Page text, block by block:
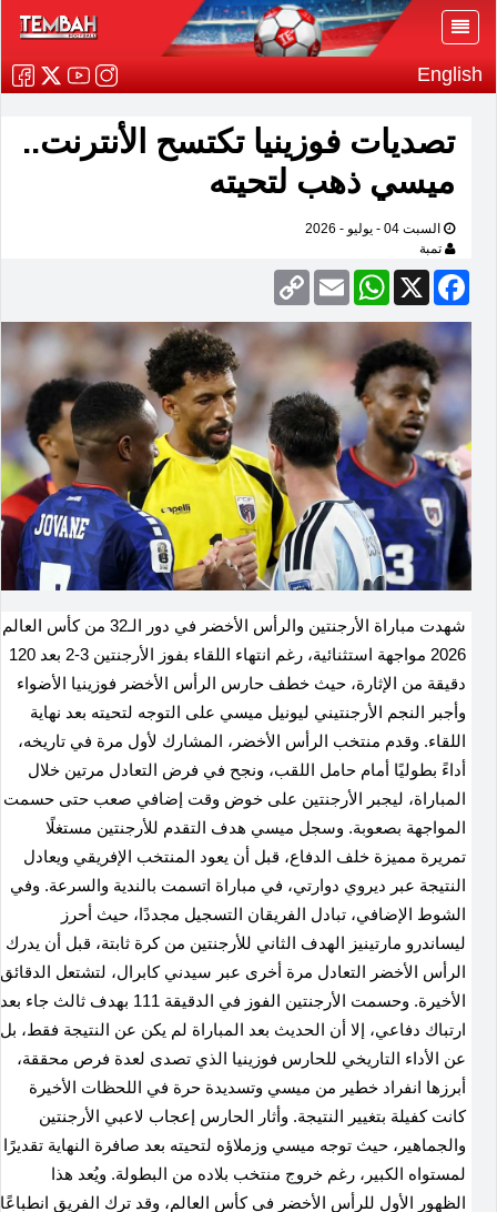
English
تصديات فوزينيا تكتسح الأنترنت..
ميسي ذهب لتحيته
السبت 04 - يوليو - 2026
تمبة
Facebook
X
WhatsApp
Email
Copy
Link
شهدت مباراة الأرجنتين والرأس الأخضر في دور الـ32 من كأس العالم
2026 مواجهة استثنائية، رغم انتهاء اللقاء بفوز الأرجنتين 3-2 بعد 120
دقيقة من الإثارة، حيث خطف حارس الرأس الأخضر فوزينيا الأضواء
وأجبر النجم الأرجنتيني ليونيل ميسي على التوجه لتحيته بعد نهاية
اللقاء. وقدم منتخب الرأس الأخضر، المشارك لأول مرة في تاريخه،
أداءً بطوليًا أمام حامل اللقب، ونجح في فرض التعادل مرتين خلال
المباراة، ليجبر الأرجنتين على خوض وقت إضافي صعب حتى حسمت
المواجهة بصعوبة. وسجل ميسي هدف التقدم للأرجنتين مستغلًا
تمريرة مميزة خلف الدفاع، قبل أن يعود المنتخب الإفريقي ويعادل
النتيجة عبر ديروي دوارتي، في مباراة اتسمت بالندية والسرعة. وفي
الشوط الإضافي، تبادل الفريقان التسجيل مجددًا، حيث أحرز
ليساندرو مارتينيز الهدف الثاني للأرجنتين من كرة ثابتة، قبل أن يدرك
الرأس الأخضر التعادل مرة أخرى عبر سيدني كابرال، لتشتعل الدقائق
الأخيرة. وحسمت الأرجنتين الفوز في الدقيقة 111 بهدف ثالث جاء بعد
ارتباك دفاعي، إلا أن الحديث بعد المباراة لم يكن عن النتيجة فقط، بل
عن الأداء التاريخي للحارس فوزينيا الذي تصدى لعدة فرص محققة،
أبرزها انفراد خطير من ميسي وتسديدة حرة في اللحظات الأخيرة
كانت كفيلة بتغيير النتيجة. وأثار الحارس إعجاب لاعبي الأرجنتين
والجماهير، حيث توجه ميسي وزملاؤه لتحيته بعد صافرة النهاية تقديرًا
لمستواه الكبير، رغم خروج منتخب بلاده من البطولة. ويُعد هذا
الظهور الأول للرأس الأخضر في كأس العالم، وقد ترك الفريق انطباعًا